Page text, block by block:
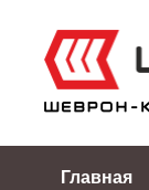
Главная